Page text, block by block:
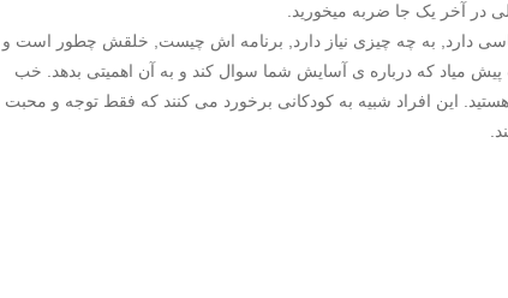
در آخر یک جا ضربه میخورید.
دارد, به چه چیزی نیاز دارد, برنامه اش چیست, خلقش چطور است و
میاد که درباره ی آسایش شما سوال کند و به آن اهمیتی بدهد. خب
این افراد شبیه به کودکانی برخورد می کنند که فقط توجه و محبت